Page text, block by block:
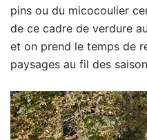
pins ou du micocoulier
de ce cadre de verdure
et on prend le temps de
paysages au fil des